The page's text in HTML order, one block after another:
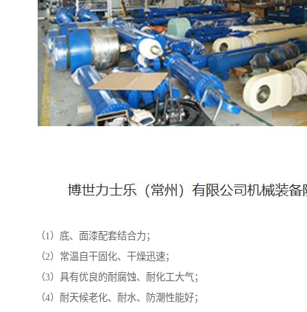
（1）底、面漆配套结合力；
（2）常温自干固化、干燥迅速；
（3）具有优良的耐腐蚀、耐化工大气；
（4）耐天候老化、耐水、防潮性能好；